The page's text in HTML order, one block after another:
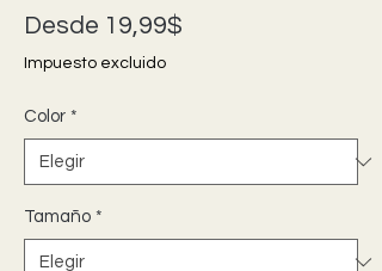
Desde 19,99$
Impuesto excluido
Color *
Tamaño *